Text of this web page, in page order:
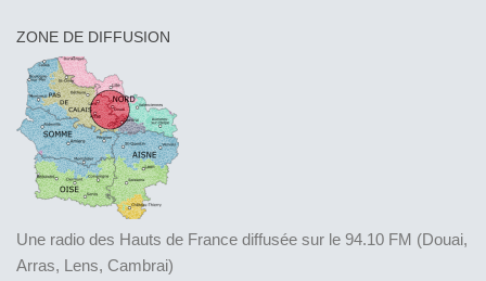
ZONE DE DIFFUSION
Une radio des Hauts de France diffusée sur le 94.10 FM (Douai,
Arras, Lens, Cambrai)